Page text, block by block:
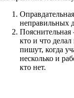
неправильных
Пояснительная
кто и что
пишут, когда
несколько и
кто нет.